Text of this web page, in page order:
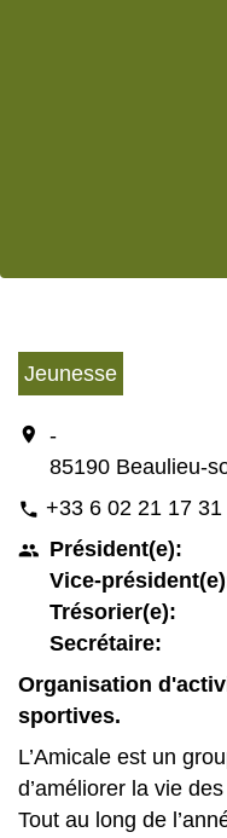
Jeunesse
location_on
-
85190 Beaulieu-
phone +33 6 02 21 17 31
people Président(e):
Vice-
Trésorier(e):
Secrétaire:
Organisation
sportives.
L’Amicale est un
d’améliorer la vie
Tout au long de